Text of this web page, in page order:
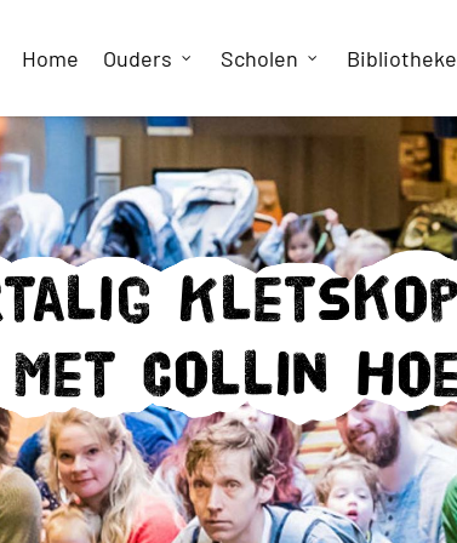
Home Ouders Scholen
met Collin